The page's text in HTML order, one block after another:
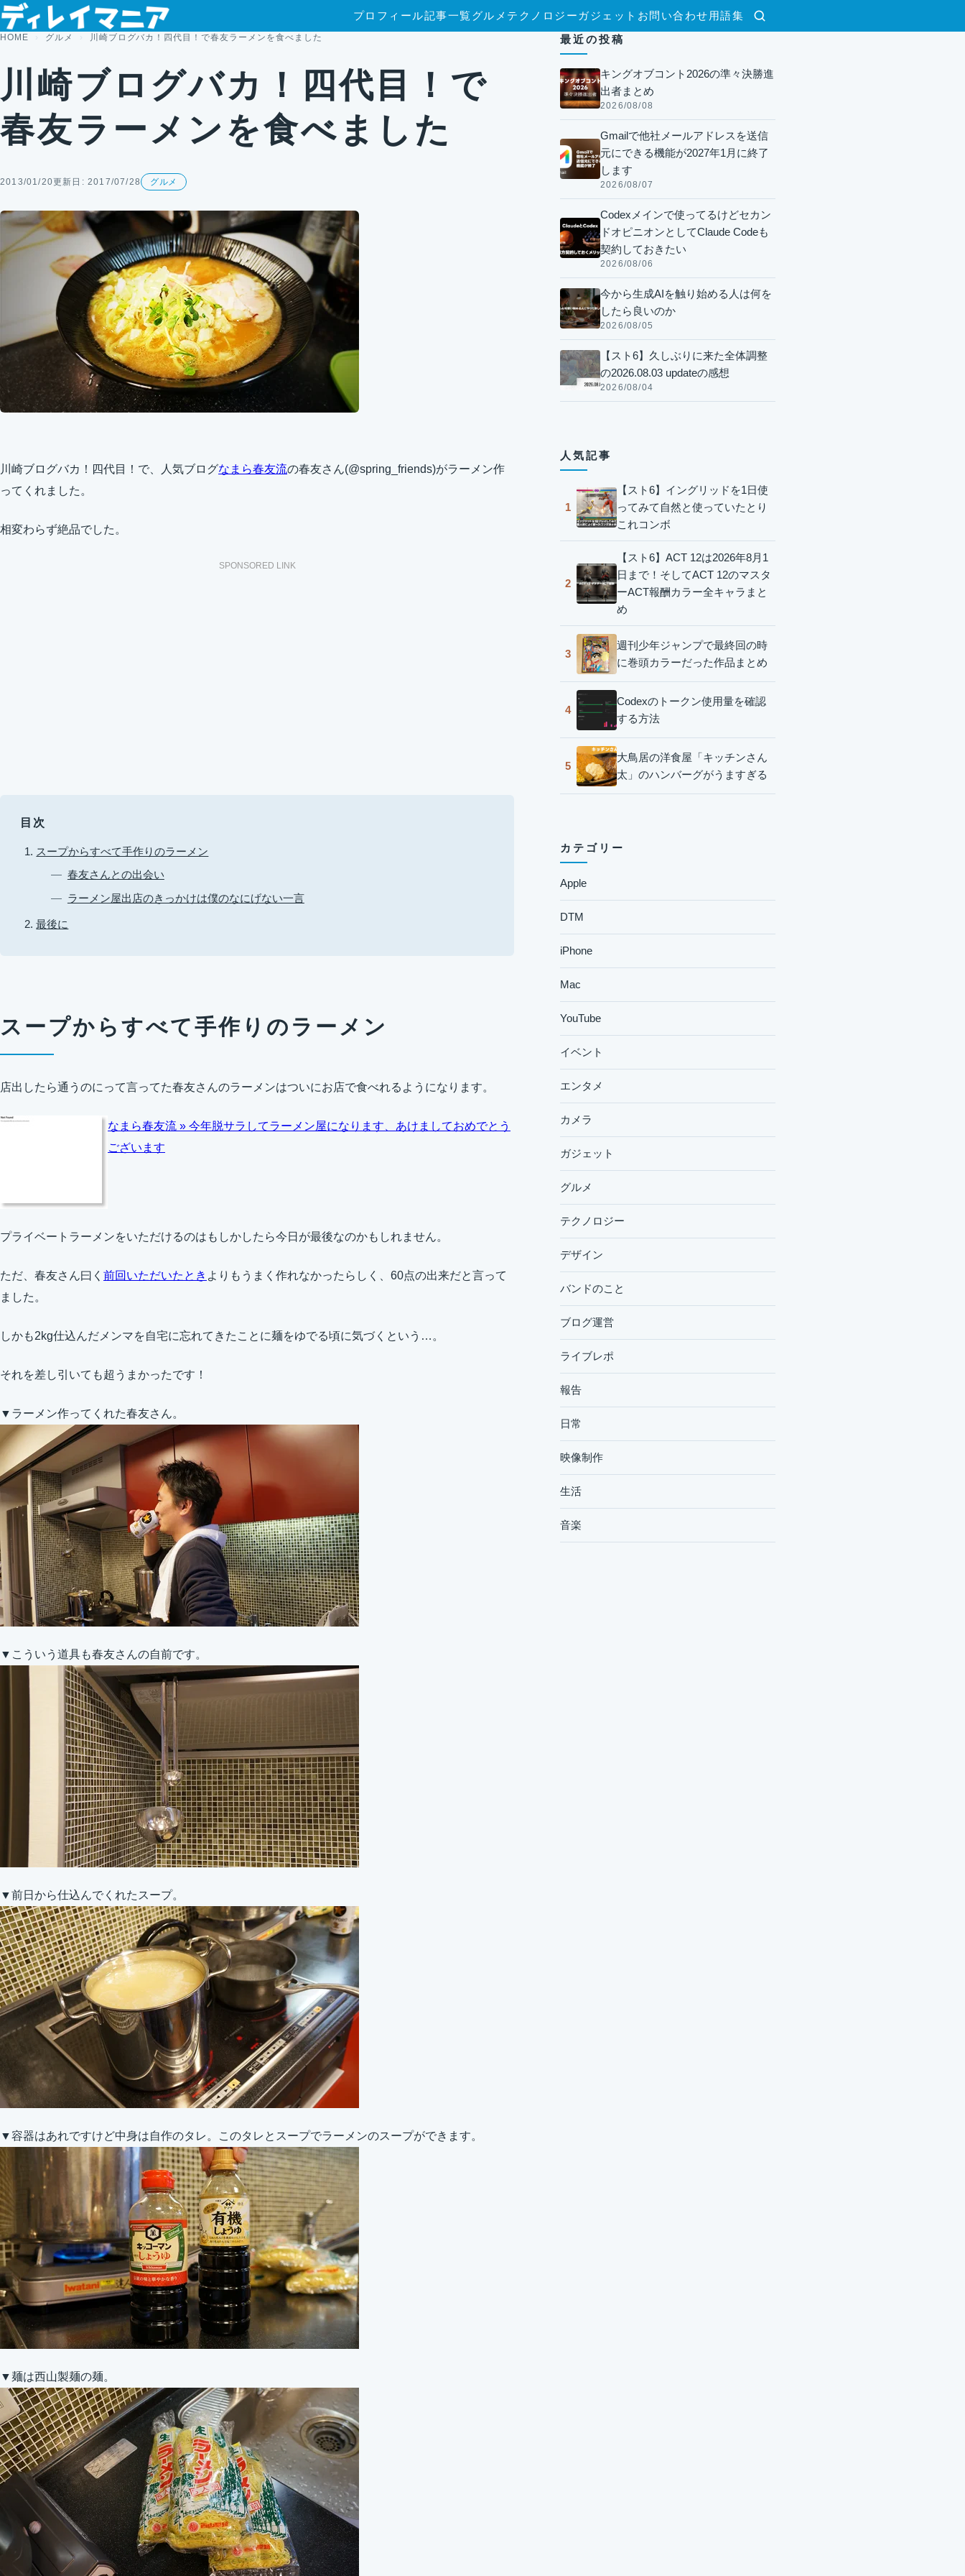
コンテンツへスキップ
検索
プロフィール記事一覧グルメ テクノロジー ガジェット お問い合わせ 用語集
HOME グルメ 川崎ブログバカ！四代目！で春友ラーメンを食べました
川崎ブログバカ！四代目！で
春友ラーメンを食べました
2013/01/20更新日: 2017/07/28 グルメ
川崎ブログバカ！四代目！で、人気ブログなまら春友流の春友さん(@spring_friends)がラーメン作
ってくれました。
相変わらず絶品でした。
SPONSORED LINK
目次
スープからすべて手作りのラーメン
春友さんとの出会い
ラーメン屋出店のきっかけは僕のなにげない一言
最後に
スープからすべて手作りのラーメン
店出したら通うのにって言ってた春友さんのラーメンはついにお店で食べれるようになります。
なまら春友流 » 今年脱サラしてラーメン屋になります、あけましておめでとう
ございます
プライベートラーメンをいただけるのはもしかしたら今日が最後なのかもしれません。
ただ、春友さん曰く 前回いただいたとき よりもうまく作れなかったらしく、60点の出来だと言って
ました。
しかも2kg仕込んだメンマを自宅に忘れてきたことに麺をゆでる頃に気づくという…。
それを差し引いても超うまかったです！
▼ラーメン作ってくれた春友さん。
▼こういう道具も春友さんの自前です。
▼前日から仕込んでくれたスープ。
▼容器はあれですけど中身は自作のタレ。このタレとスープでラーメンのスープができます。
▼麺は西山製麺の麺。
最近の投稿
キングオブコント2026の準々決勝進
出者まとめ
2026/08/08
Gmailで他社メールアドレスを送信
元にできる機能が2027年1月に終了
します
2026/08/07
Codexメインで使ってるけどセカン
ドオピニオンとしてClaude Codeも
契約しておきたい
2026/08/06
今から生成AIを触り始める人は何を
したら良いのか
2026/08/05
【スト6】久しぶりに来た全体調整
の2026.08.03 updateの感想
2026/08/04
人気記事
1
【スト6】イングリッドを1日使
ってみて自然と使っていたとり
これコンボ
2
【スト6】ACT 12は2026年8月1
日まで！そしてACT 12のマスタ
ーACT報酬カラー全キャラまと
め
3
週刊少年ジャンプで最終回の時
に巻頭カラーだった作品まとめ
4
Codexのトークン使用量を確認
する方法
5
大鳥居の洋食屋「キッチンさん
太」のハンバーグがうますぎる
カテゴリー
Apple
DTM
iPhone
Mac
YouTube
イベント
エンタメ
カメラ
ガジェット
グルメ
テクノロジー
デザイン
バンドのこと
ブログ運営
ライブレポ
報告
日常
映像制作
生活
音楽